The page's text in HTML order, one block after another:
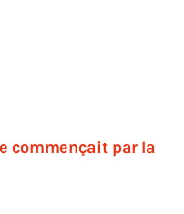
commençait par la